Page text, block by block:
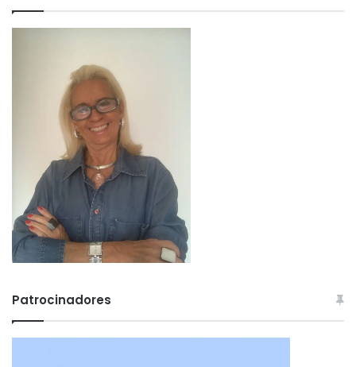
Patrocinadores